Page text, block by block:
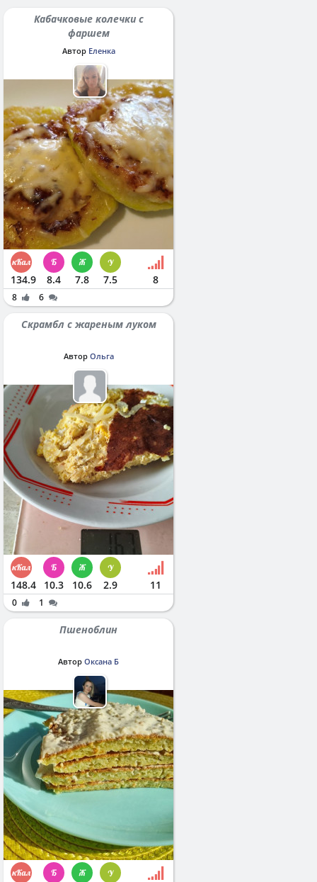
Кабачковые колечки с
фаршем
Автор Еленка
134.9 8.4 7.8 7.5 8
8 6
Скрамбл с жареным луком
Автор Ольга
148.4 10.3 10.6 2.9 11
0 1
Пшеноблин
Автор Оксана Б